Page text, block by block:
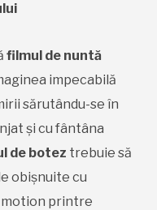
filmul de nuntă
impecabilă
sărutându-se în
și cu fântâna
de botez trebuie să
obișnuite cu
motion printre